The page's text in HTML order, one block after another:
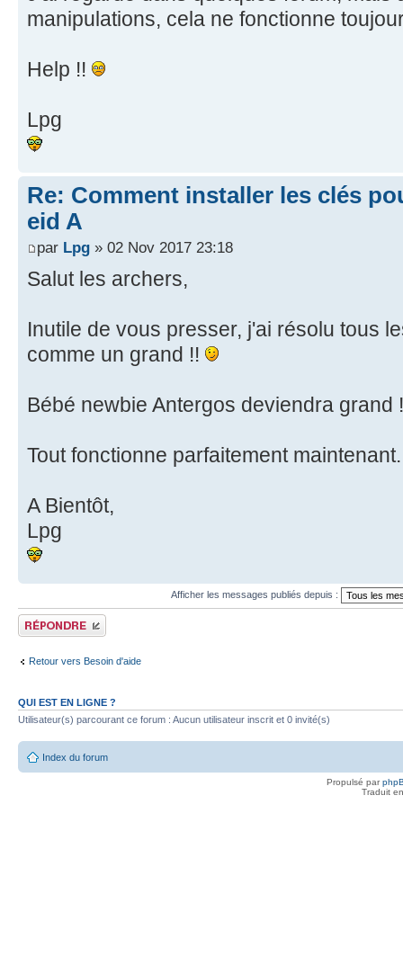
manipulations, cela ne fonctionne
Help !!
Lpg
Re: Comment installer les clés
eid A
par Lpg » 02 Nov 2017 23:18
Salut les archers,
Inutile de vous presser, j'ai résolu tous
comme un grand !!
Bébé newbie Antergos deviendra grand
Tout fonctionne parfaitement
A Bientôt,
Lpg
Afficher les messages publiés depuis :
Publier une réponse
Retour vers Besoin d'aide
QUI EST EN LIGNE ?
Utilisateur(s) parcourant ce forum : Aucun utilisateur inscrit et 0 invité(s)
Index du forum
Propulsé par
Traduit